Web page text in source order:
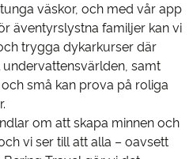
väskor, och med vår app
äventyrslystna familjer kan vi
trygga dykarkurser där
samt
små kan prova på roliga
om att skapa minnen och
vi ser till att alla – oavsett